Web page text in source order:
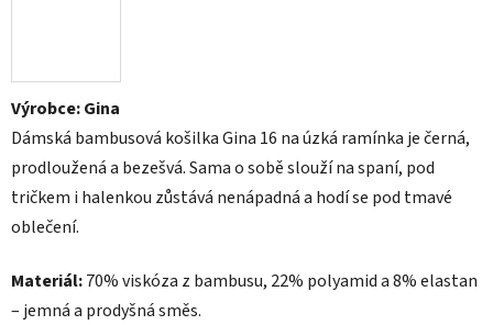
Výrobce: Gina
Dámská bambusová košilka Gina 16 na úzká ramínka ječerná,
prodloužená a bezešvá. Sama o sobě slouží na spaní, pod
tričkem i halenkou zůstává nenápadná a hodí se pod tmavé
oblečení.
Materiál:70% viskóza z bambusu, 22% polyamid a8% elastan
– jemná a prodyšná směs.